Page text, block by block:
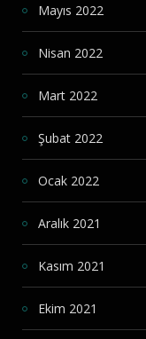
Mayıs 2022
Nisan 2022
Mart 2022
Şubat 2022
Ocak 2022
Aralık 2021
Kasım 2021
Ekim 2021